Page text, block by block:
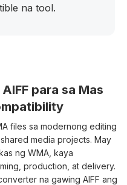
na tool.
para sa Mas
files sa modernong editing
media projects. May
ng WMA, kaya
production, at delivery.
na gawing AIFF ang